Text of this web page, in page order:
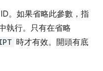
。如果省略此參數，指
執行。只有在省略
時才有效。開頭有底